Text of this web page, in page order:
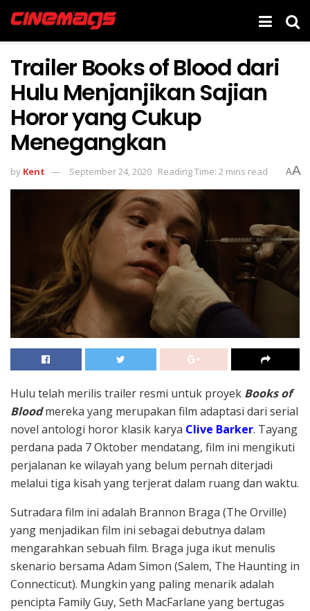
Trailer Books of Blood dari
Hulu Menjanjikan Sajian
Horor yang Cukup
Menegangkan
by Kent September 24, 2020 Reading Time: 2 mins read AA
Hulu telah merilis trailer resmi untuk proyek Books of
Bloodmereka yang merupakan film adaptasi dari serial
novel antologi horor klasik karya Clive Barker. Tayang
perdana pada 7 Oktober mendatang, film ini mengikuti
perjalanan ke wilayah yang belum pernah diterjadi
melalui tiga kisah yang terjerat dalam ruang dan waktu.
Sutradara film ini adalah Brannon Braga (The Orville)
yang menjadikan film ini sebagai debutnya dalam
mengarahkan sebuah film. Braga juga ikut menulis
skenario bersama Adam Simon (Salem, The Haunting in
Connecticut). Mungkin yang paling menarik adalah
pencipta Family Guy, Seth MacFarlane yang bertugas